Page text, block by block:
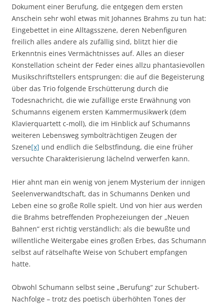
Dokument einer Berufung, die entgegen dem ersten
Anschein sehr wohl etwas mit Johannes Brahms zu tun hat:
Eingebettet in eine Alltagsszene, deren Nebenfiguren
freilich alles andere als zufällig sind, blitzt hier die
Erkenntnis eines Vermächtnisses auf. Alles an dieser
Konstellation scheint der Feder eines allzu phantasievollen
Musikschriftstellers entsprungen: die auf die Begeisterung
über das Trio folgende Erschütterung durch die
Todesnachricht, die wie zufällige erste Erwähnung von
Schumanns eigenem ersten Kammermusikwerk (dem
Klavierquartett c-moll), die im Hinblick auf Schumanns
weiteren Lebensweg symbolträchtigen Zeugen der
Szene[x] und endlich die Selbstfindung, die eine früher
versuchte Charakterisierung lächelnd verwerfen kann.
Hier ahnt man ein wenig von jenem Mysterium der innigen
Seelenverwandtschaft, das in Schumanns Denken und
Leben eine so große Rolle spielt. Und von hier aus werden
die Brahms betreffenden Prophezeiungen der „Neuen
Bahnen“ erst richtig verständlich: als die bewußte und
willentliche Weitergabe eines großen Erbes, das Schumann
selbst auf rätselhafte Weise von Schubert empfangen
hatte.
Obwohl Schumann selbst seine „Berufung“ zur Schubert-
Nachfolge – trotz des poetisch überhöhten Tones der